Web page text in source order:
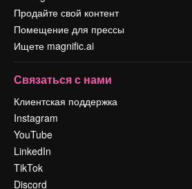
Продайте свой контент
Помещение для прессы
Ищете magnific.ai
Связаться с нами
Клиентская поддержка
Instagram
YouTube
LinkedIn
TikTok
Discord